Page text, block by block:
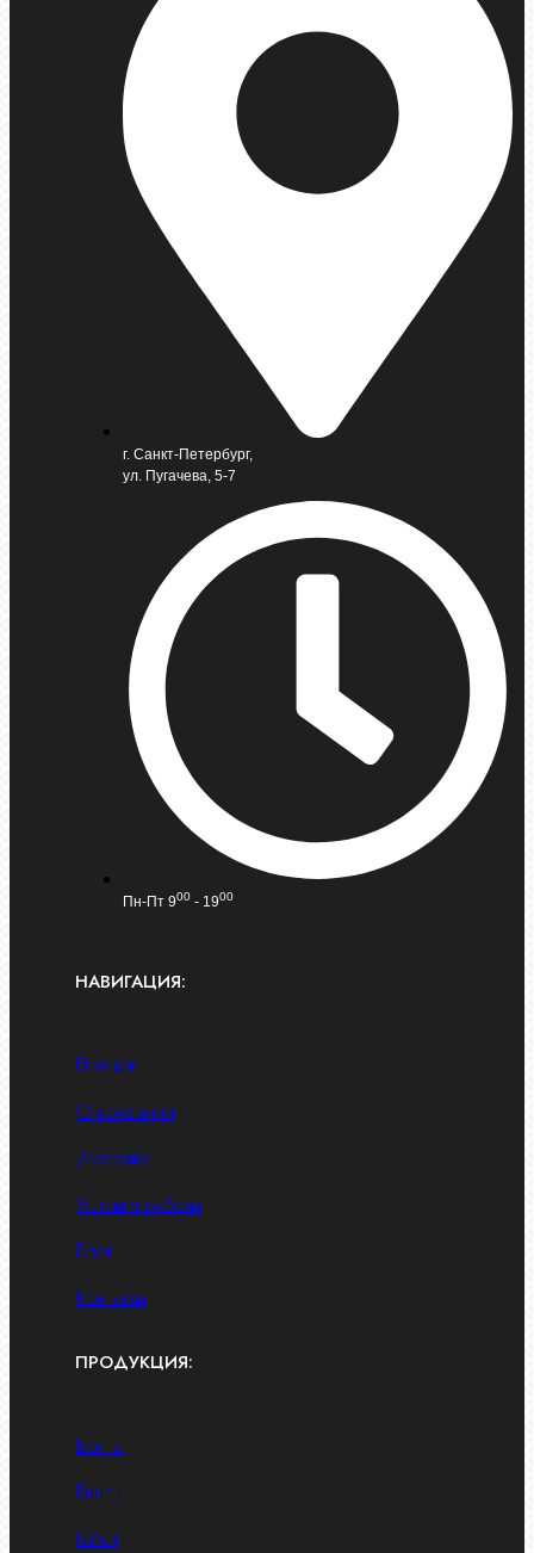
г. Санкт-Петербург,
ул. Пугачева, 5-7
Пн-Пт 900 - 1900
НАВИГАЦИЯ:
Главная
О компании
Доставка
Условия работы
Блог
Контакты
ПРОДУКЦИЯ:
Болты
Винты
Гайки